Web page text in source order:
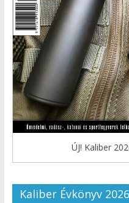
ÚJ! Kaliber
Kaliber Évkönyv 2026